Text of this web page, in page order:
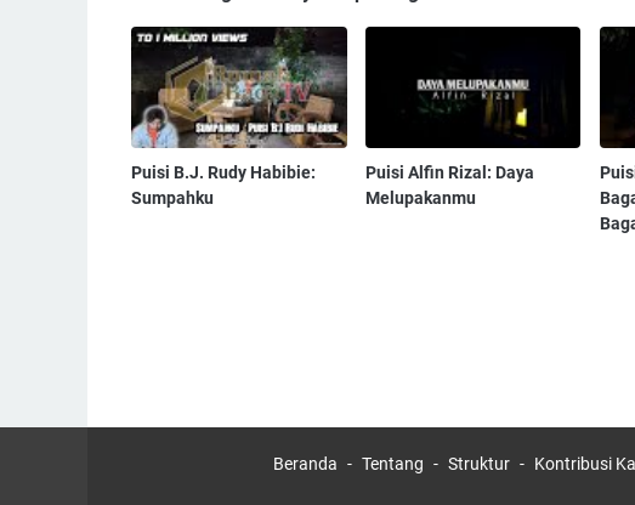
Puisi B.J. Rudy Habibie:
Sumpahku
Puisi Alfin Rizal: Daya
Melupakanmu
Beranda Tentang Struktur Kontribusi